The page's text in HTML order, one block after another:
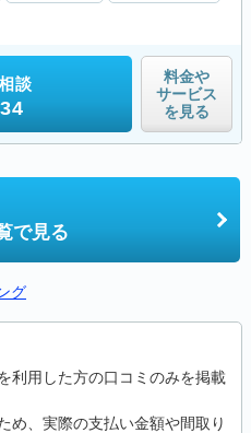
談
料金や
サービス
を見る
で見る
グ
利用した方の口コミのみを掲載
め、実際の支払い金額や間取り